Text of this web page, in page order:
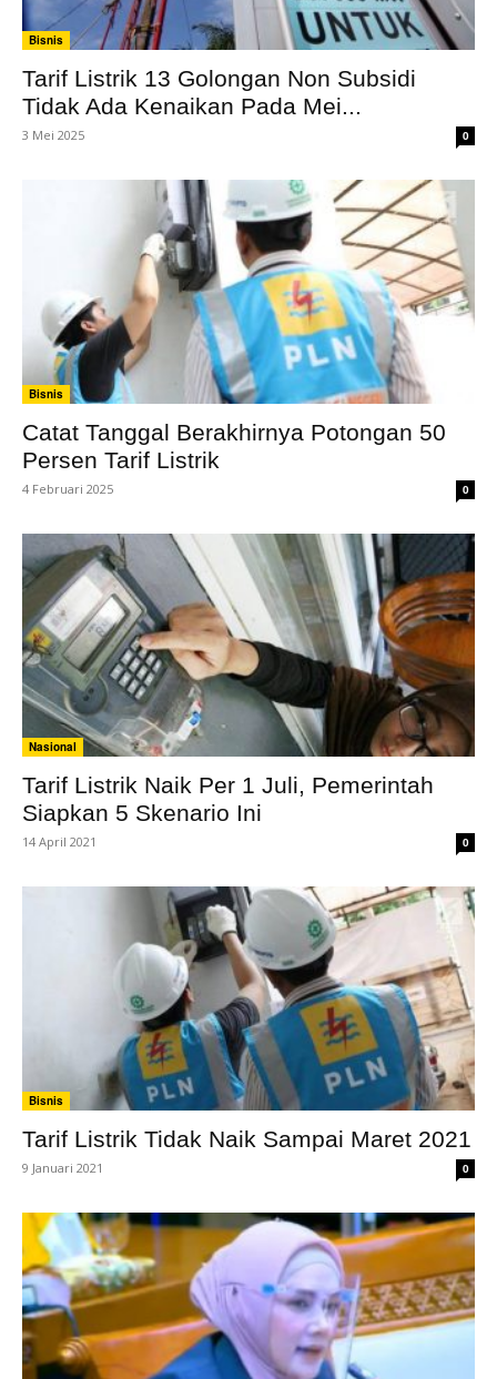
Bisnis
Tarif Listrik 13 Golongan Non Subsidi
Tidak Ada Kenaikan Pada Mei...
3 Mei 2025 0
Bisnis
Catat Tanggal Berakhirnya Potongan 50
Persen Tarif Listrik
4 Februari 2025 0
Nasional
Tarif Listrik Naik Per 1 Juli, Pemerintah
Siapkan 5 Skenario Ini
14 April 2021 0
Bisnis
Tarif Listrik Tidak Naik Sampai Maret 2021
9 Januari 2021 0